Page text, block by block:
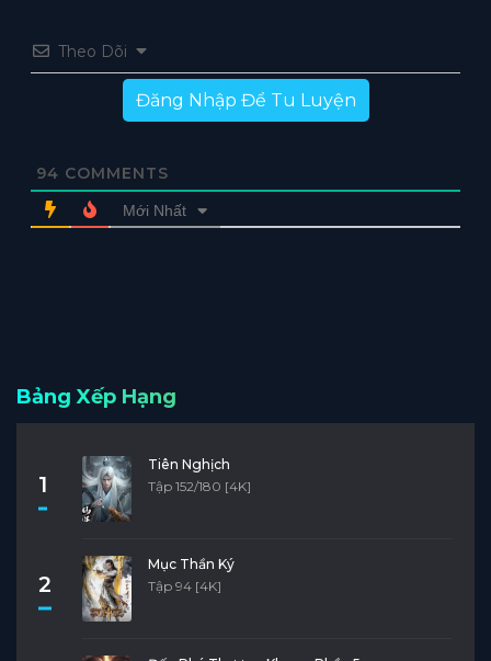
Theo Dõi
Đăng Nhập Để Tu Luyện
94 COMMENTS
Mới Nhất
Bảng Xếp Hạng
1
Tiên Nghịch
Tập 152/180 [4K]
2
Mục Thần Ký
Tập 94 [4K]